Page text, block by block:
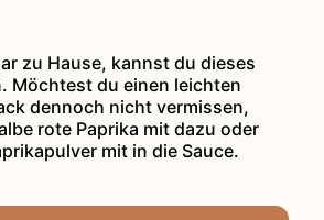
zu Hause, kannst du dieses
Möchtest du einen leichten
dennoch nicht vermissen,
rote Paprika mit dazu oder
mit in die Sauce.